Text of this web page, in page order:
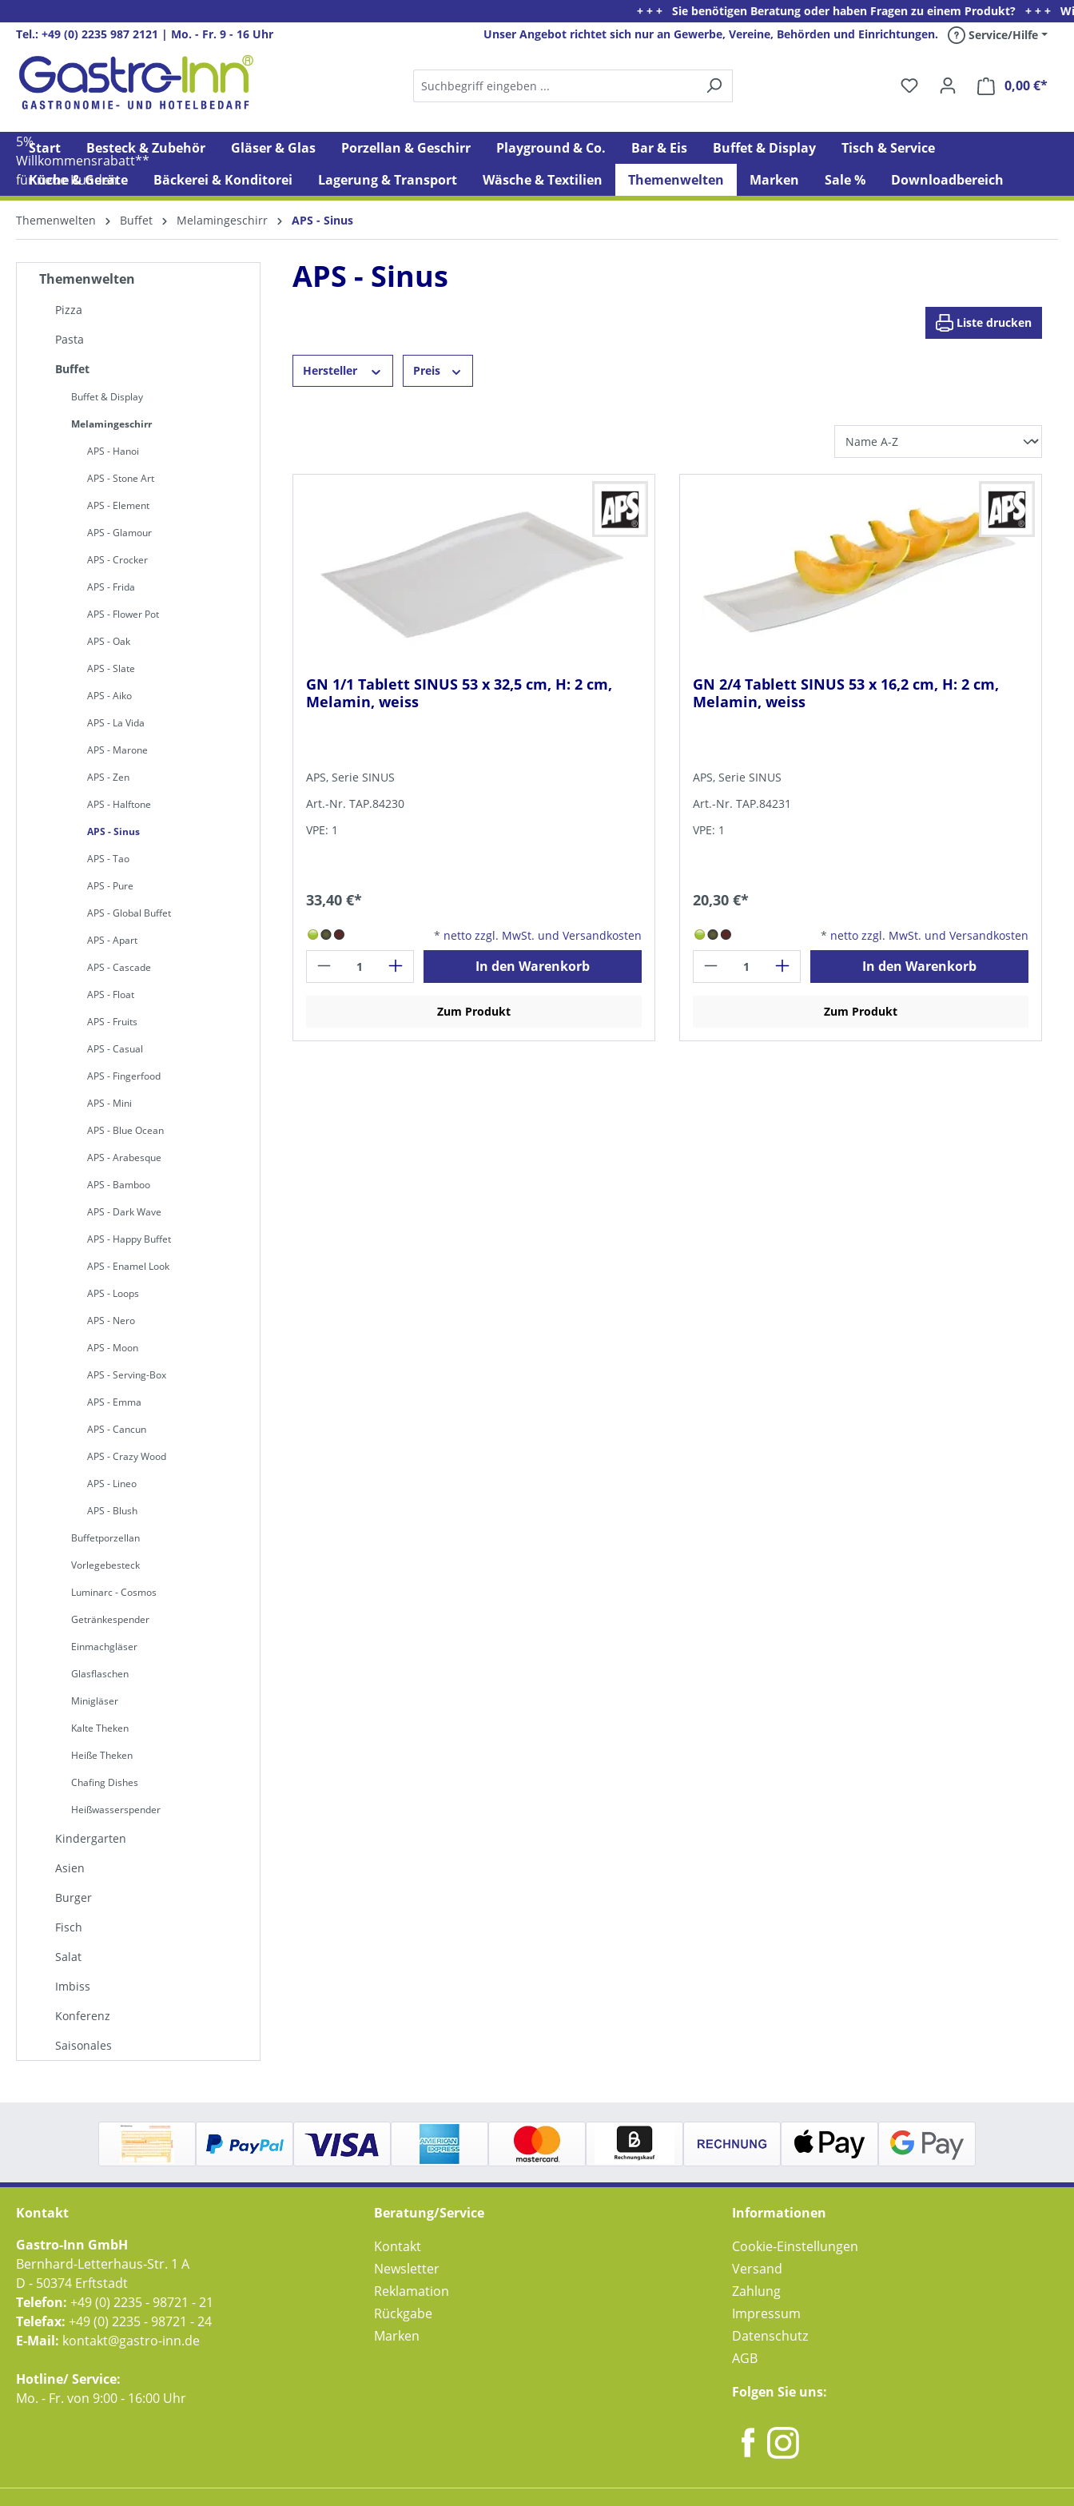
Zur Hauptnavigation springen
+ + + Sie benötigen Beratung oder haben Fragen zu einem Produkt? + + + Wir
Tel.: +49 (0) 2235 987 2121 | Mo. - Fr. 9 - 16 Uhr
Unser Angebot richtet sich nur an Gewerbe, Vereine, Behörden und Einrichtungen. Service/Hilfe
0,00 €*
5%
Willkommens­rabatt**
für neue Kunden
Start Besteck & Zubehör Gläser & Glas Porzellan & Geschirr Playground & Co. Bar & Eis Buffet & Display
Tisch & Service
Küche & Geräte
Bäckerei & Konditorei Lagerung & Transport Wäsche & Textilien Themenwelten Marken Sale % Downloadbereich
Themenwelten Buffet Melamingeschirr APS - Sinus
Themenwelten
Pizza
Pasta
Buffet
Buffet & Display
Melamingeschirr
APS - Hanoi
APS - Stone Art
APS - Element
APS - Glamour
APS - Crocker
APS - Frida
APS - Flower Pot
APS - Oak
APS - Slate
APS - Aiko
APS - La Vida
APS - Marone
APS - Zen
APS - Halftone
APS - Sinus
APS - Tao
APS - Pure
APS - Global Buffet
APS - Apart
APS - Cascade
APS - Float
APS - Fruits
APS - Casual
APS - Fingerfood
APS - Mini
APS - Blue Ocean
APS - Arabesque
APS - Bamboo
APS - Dark Wave
APS - Happy Buffet
APS - Enamel Look
APS - Loops
APS - Nero
APS - Moon
APS - Serving-Box
APS - Emma
APS - Cancun
APS - Crazy Wood
APS - Lineo
APS - Blush
Buffetporzellan
Vorlegebesteck
Luminarc - Cosmos
Getränkespender
Einmachgläser
Glasflaschen
Minigläser
Kalte Theken
Heiße Theken
Chafing Dishes
Heißwasserspender
Kindergarten
Asien
Burger
Fisch
Salat
Imbiss
Konferenz
Saisonales
APS - Sinus
Liste drucken
Hersteller Preis
GN 1/1 Tablett SINUS 53 x 32,5 cm, H: 2 cm,
Melamin, weiss
APS, Serie SINUS
Art.-Nr. TAP.84230
VPE: 1
33,40 €*
* netto zzgl. MwSt. und Versandkosten
In den Warenkorb
Zum Produkt
GN 2/4 Tablett SINUS 53 x 16,2 cm, H: 2 cm,
Melamin, weiss
APS, Serie SINUS
Art.-Nr. TAP.84231
VPE: 1
20,30 €*
* netto zzgl. MwSt. und Versandkosten
In den Warenkorb
Zum Produkt
Kontakt
Gastro-Inn GmbH
Bernhard-Letterhaus-Str. 1 A
D - 50374 Erftstadt
Telefon: +49 (0) 2235 - 98721 - 21
Telefax: +49 (0) 2235 - 98721 - 24
E-Mail: kontakt@gastro-inn.de
Hotline/ Service:
Mo. - Fr. von 9:00 - 16:00 Uhr
Beratung/Service
Kontakt
Newsletter
Reklamation
Rückgabe
Marken
Informationen
Cookie-Einstellungen
Versand
Zahlung
Impressum
Datenschutz
AGB
Folgen Sie uns: